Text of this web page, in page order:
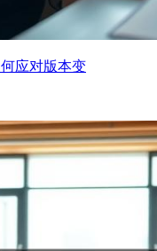
应对版本变